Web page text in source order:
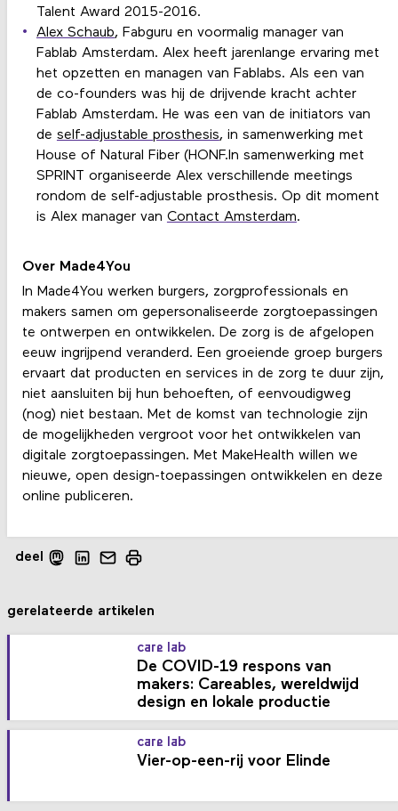
Talent Award 2015-2016.
Alex Schaub, Fabguru en voormalig manager van
Fablab Amsterdam. Alex heeft jarenlange ervaring met
het opzetten en managen van Fablabs. Als een van
de co-founders was hij de drijvende kracht achter
Fablab Amsterdam. He was een van de initiators van
de self-adjustable prosthesis, in samenwerking met
House of Natural Fiber (HONF.In samenwerking met
SPRINT organiseerde Alex verschillende meetings
rondom de self-adjustable prosthesis. Op dit moment
is Alex manager van Contact Amsterdam.
Over Made4You
In Made4You werken burgers, zorgprofessionals en
makers samen om gepersonaliseerde zorgtoepassingen
te ontwerpen en ontwikkelen. De zorg is de afgelopen
eeuw ingrijpend veranderd. Een groeiende groep burgers
ervaart dat producten en services in de zorg te duur zijn,
niet aansluiten bij hun behoeften, of eenvoudigweg
(nog) niet bestaan. Met de komst van technologie zijn
de mogelijkheden vergroot voor het ontwikkelen van
digitale zorgtoepassingen. Met MakeHealth willen we
nieuwe, open design-toepassingen ontwikkelen en deze
online publiceren.
deel
gerelateerde artikelen
care lab
De COVID-19 respons van
makers: Careables, wereldwijd
design en lokale productie
care lab
Vier-op-een-rij voor Elinde